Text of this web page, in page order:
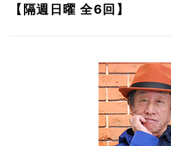
【隔週日曜 全6回】